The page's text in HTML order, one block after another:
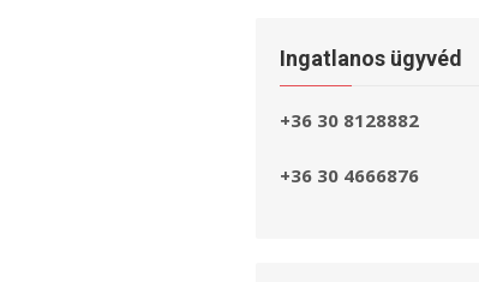
Ingatlanos ügyvéd
+36 30 8128882
+36 30 4666876